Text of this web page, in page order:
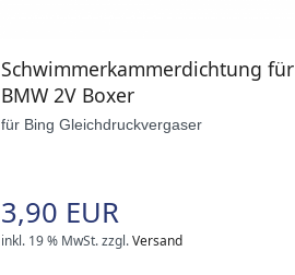
Schwimmerkammerdichtung für
BMW 2V Boxer
für Bing Gleichdruckvergaser
3,90 EUR
inkl. 19 % MwSt.zzgl.Versand